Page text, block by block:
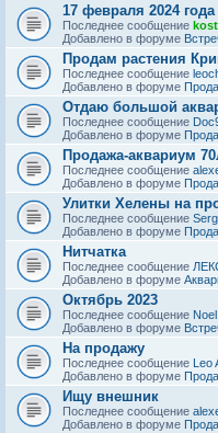
17 февраля 2024 года
Последнее сообщение
Добавлено в форуме
Продам растения
Последнее сообщение
Добавлено в форуме
Отдаю большой
Последнее сообщение
Добавлено в форуме
Продажа-аквариум
Последнее сообщение
Добавлено в форуме
Улитки Хелены на
Последнее сообщение
Добавлено в форуме
Нитчатка
Последнее сообщение
Добавлено в форуме
Октябрь 2023
Последнее сообщение Noel
Добавлено в форуме
На продажу
Последнее сообщение Leo
Добавлено в форуме
Ищу внешник
Последнее сообщение
Добавлено в форуме